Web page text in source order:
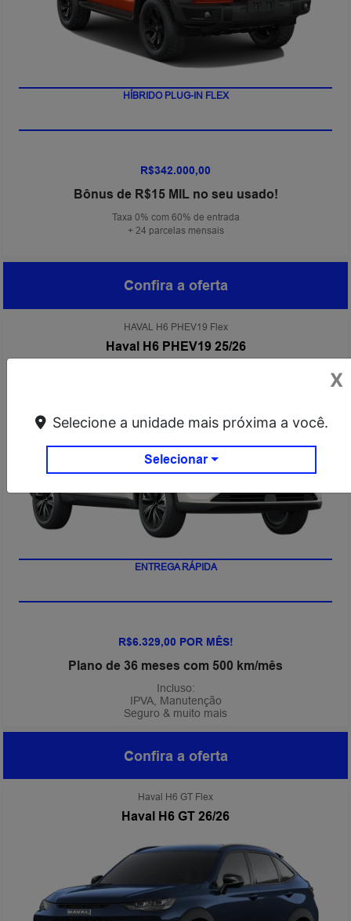
HÍBRIDO PLUG-IN FLEX
R$342.000,00
Bônus de R$15 MIL no seu usado!
Taxa 0% com 60% de entrada
+ 24 parcelas mensais
Confira a oferta
HAVAL H6 PHEV19 Flex
Haval H6 PHEV19 25/26
ENTREGA RÁPIDA
R$6.329,00 POR MÊS!
Plano de 36 meses com 500 km/mês
Incluso:
IPVA, Manutenção
Seguro & muito mais
Confira a oferta
Haval H6 GT Flex
Haval H6 GT 26/26
X
Selecione a unidade mais próxima a você.
Selecionar